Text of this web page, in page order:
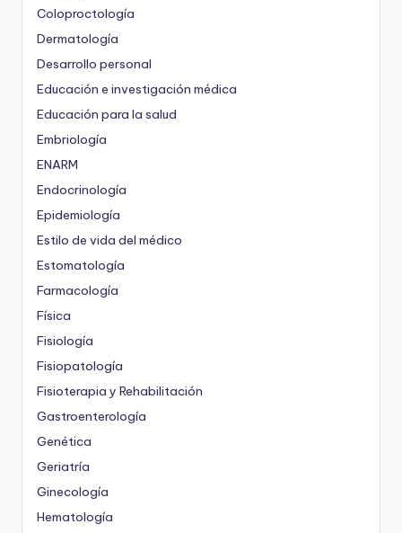
Coloproctología
Dermatología
Desarrollo personal
Educación e investigación médica
Educación para la salud
Embriología
ENARM
Endocrinología
Epidemiología
Estilo de vida del médico
Estomatología
Farmacología
Física
Fisiología
Fisiopatología
Fisioterapia y Rehabilitación
Gastroenterología
Genética
Geriatría
Ginecología
Hematología